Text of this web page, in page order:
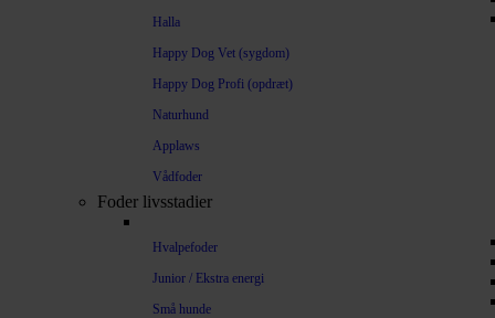
Halla
Happy Dog Vet (sygdom)
Happy Dog Profi (opdræt)
Naturhund
Applaws
Vådfoder
Foder livsstadier
Hvalpefoder
Junior / Ekstra energi
Små hunde